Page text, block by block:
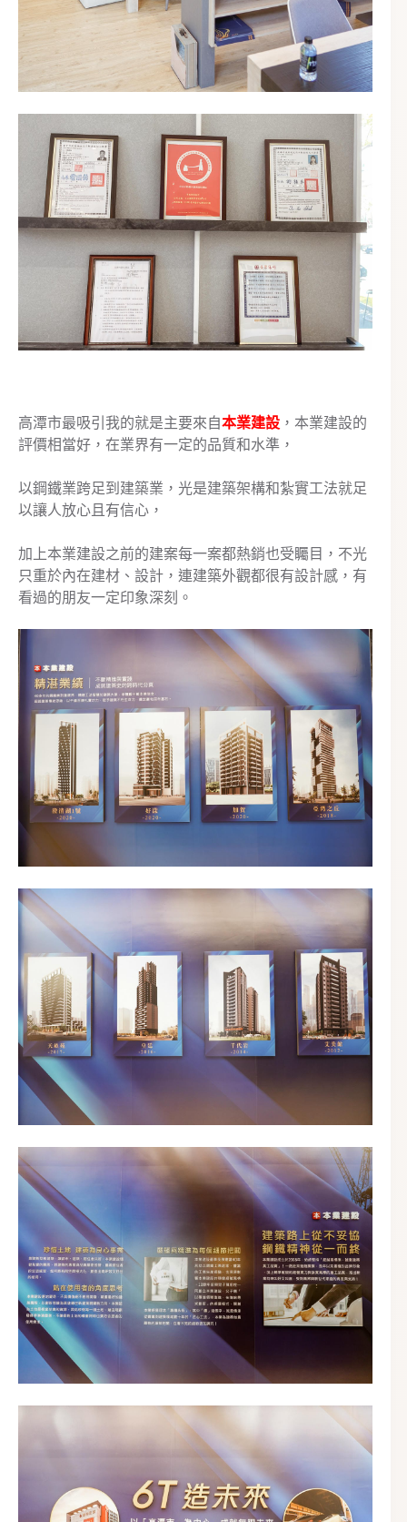
高潭市最吸引我的就是主要來自本業建設 ，本業建設的
評價相當好，在業界有一定的品質和水準，
以鋼鐵業跨足到建築業，光是建築架構和紮實工法就足
以讓人放心且有信心，
加上本業建設之前的建案每一案都熱銷也受矚目，不光
只重於內在建材、設計，連建築外觀都很有設計感，有
看過的朋友一定印象深刻。